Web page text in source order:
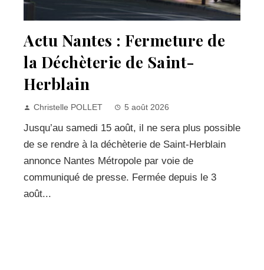
Actu Nantes : Fermeture de
la Déchèterie de Saint-
Herblain
Christelle POLLET 5 août 2026
Jusqu’au samedi 15 août, il ne sera plus possible
de se rendre à la déchèterie de Saint-Herblain
annonce Nantes Métropole par voie de
communiqué de presse. Fermée depuis le 3
août...